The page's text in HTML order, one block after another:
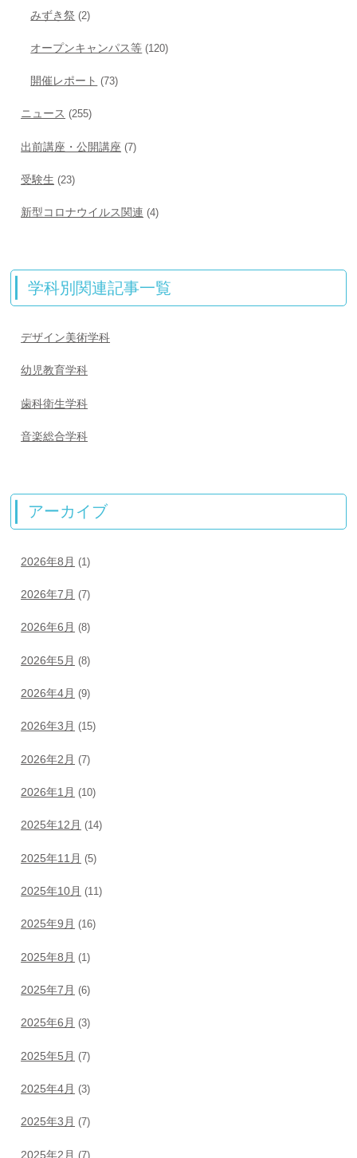
みずき祭 (2)
オープンキャンパス等 (120)
開催レポート (73)
ニュース (255)
出前講座・公開講座 (7)
受験生 (23)
新型コロナウイルス関連 (4)
学科別関連記事一覧
デザイン美術学科
幼児教育学科
歯科衛生学科
音楽総合学科
アーカイブ
2026年8月 (1)
2026年7月 (7)
2026年6月 (8)
2026年5月 (8)
2026年4月 (9)
2026年3月 (15)
2026年2月 (7)
2026年1月 (10)
2025年12月 (14)
2025年11月 (5)
2025年10月 (11)
2025年9月 (16)
2025年8月 (1)
2025年7月 (6)
2025年6月 (3)
2025年5月 (7)
2025年4月 (3)
2025年3月 (7)
2025年2月 (7)